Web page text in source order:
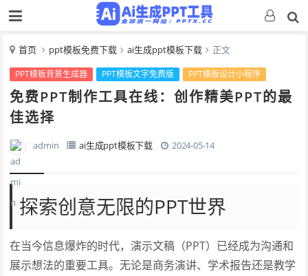
首页 ppt模板免费下载 ai生成ppt模板下载 正文
PPT模板背景生成器 PPT模板文字免费版 PPT模板设计小程序
免费PPT制作工具在线：创作精美PPT的最
佳选择
admin ai生成ppt模板下载 2024-05-14
探索创意无限的PPT世界
在当今信息爆炸的时代，演示文稿（PPT）已经成为沟通和
展示想法的重要工具。无论是商务演讲、学术报告还是教学